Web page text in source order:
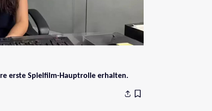
erste Spielfilm-Hauptrolle erhalten.